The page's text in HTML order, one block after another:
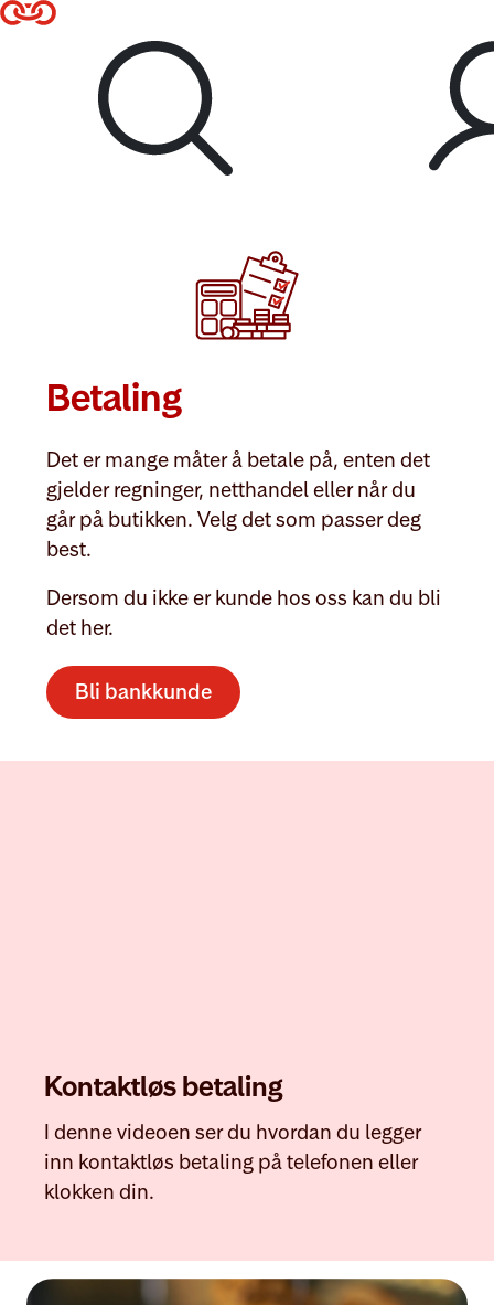
Til hovedmeny
Til hovedinnhold
Lenke til forsiden
Betaling
Det er mange måter å betale på, enten det
gjelder regninger, netthandel eller når du
går på butikken. Velg det som passer deg
best.
Dersom du ikke er kunde hos oss kan du bli
det her.
Bli bankkunde
Kontaktløs betaling
I denne videoen ser du hvordan du legger
inn kontaktløs betaling på telefonen eller
klokken din.